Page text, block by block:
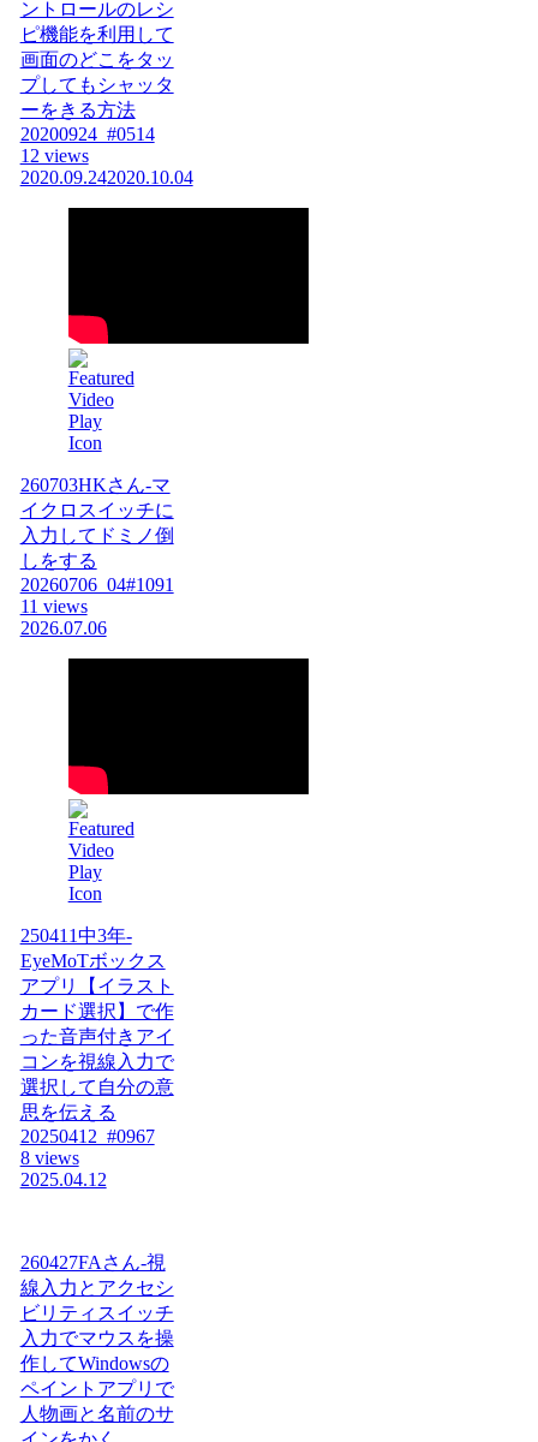
ントロールのレシ
ピ機能を利用して
画面のどこをタッ
プしてもシャッタ
ーをきる方法
20200924_#0514
12 views
2020.09.242020.10.04
260703HKさん-マ
イクロスイッチに
入力してドミノ倒
しをする
20260706_04#1091
11 views
2026.07.06
250411中3年-
EyeMoTボックス
アプリ【イラスト
カード選択】で作
った音声付きアイ
コンを視線入力で
選択して自分の意
思を伝える
20250412_#0967
8 views
2025.04.12
260427FAさん-視
線入力とアクセシ
ビリティスイッチ
入力でマウスを操
作してWindowsの
ペイントアプリで
人物画と名前のサ